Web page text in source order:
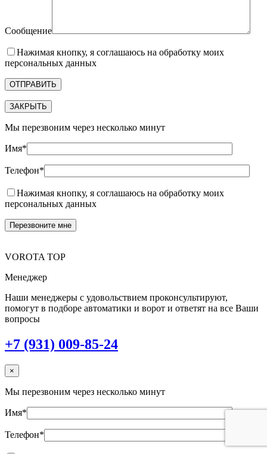
Сообщение
Нажимая кнопку, я соглашаюсь на обработку моих
персональных данных
ЗАКРЫТЬ
Мы перезвоним через несколько минут
Имя*
Телефон*
Нажимая кнопку, я соглашаюсь на обработку моих
персональных данных
VOROTA TOP
Менеджер
Наши менеджеры с удовольствием проконсультируют,
помогут в подборе автоматики и ворот и ответят на все Ваши
вопросы
+7 (931) 009-85-24
×
Мы перезвоним через несколько минут
Имя*
Телефон*